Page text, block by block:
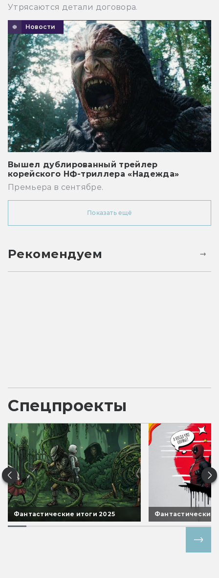
Утрясаются детали договора.
Новости
Вышел дублированный трейлер
корейского НФ-триллера «Надежда»
Премьера в сентябре.
Показать ещё
Рекомендуем
Спецпроекты
Фантастические итоги 2025 Фантастические